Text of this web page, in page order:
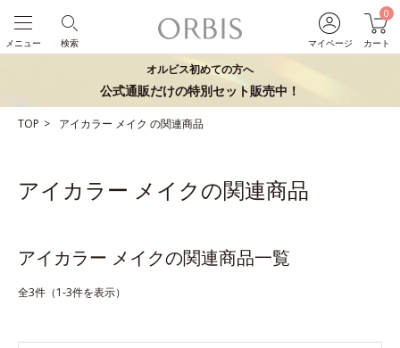
マイページ
0
カート
検索
メニュー
オルビス初めての方へ
公式通販だけの特別セット販売中！
TOP アイカラー メイク の関連商品
アイカラー メイクの関連商品
アイカラー メイクの関連商品一覧
全3件（1-3件を表示）